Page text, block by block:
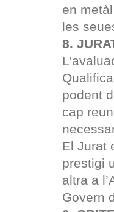
en
les
8.
podent
cap
El Jurat
prestigi
altra a
Govern